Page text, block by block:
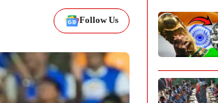
Follow Us